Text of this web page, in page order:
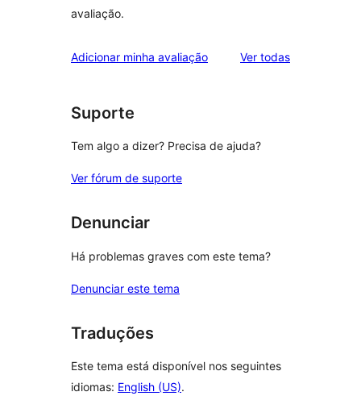
avaliação.
Adicionar minha avaliação Ver todasavaliações
Suporte
Tem algo a dizer? Precisa de ajuda?
Ver fórum de suporte
Denunciar
Há problemas graves com este tema?
Denunciar este tema
Traduções
Este tema está disponível nos seguintes
idiomas: English (US).